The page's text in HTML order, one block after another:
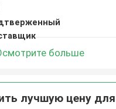
больше
лучшую цену для